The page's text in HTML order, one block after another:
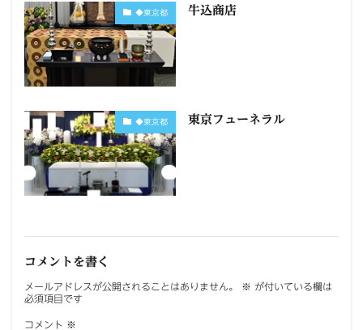
◆東京都 牛込商店
◆東京都 東京フューネラル
コメントを書く
メールアドレスが公開されることはありません。 ※ が付いている欄は
必須項目です
コメント ※